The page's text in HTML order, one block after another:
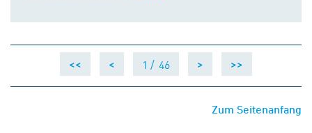
<< < 1 / 46 > >>
Zum Seitenanfang